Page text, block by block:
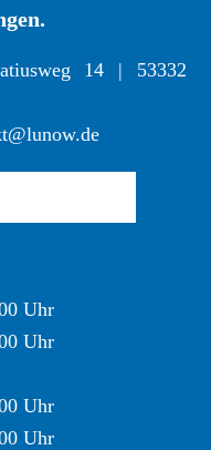
14 | 53332
Uhr
Uhr
Uhr
Uhr